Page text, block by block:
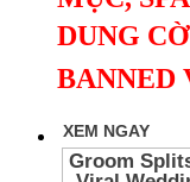
DUNG
BANNED